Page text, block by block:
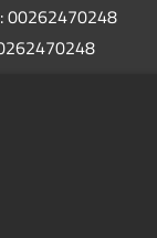
00262470248